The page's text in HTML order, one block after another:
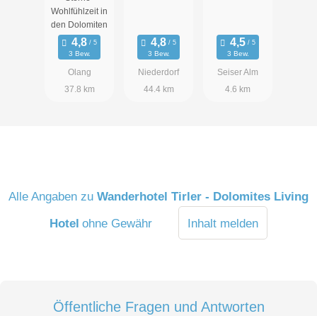
AYURVEDA
& SPA
Wohlfühlzeit in
den Dolomiten
3 Bew.
Olang
37.8 km
3 Bew.
Niederdorf
44.4 km
3 Bew.
Seiser Alm
4.6 km
Alle Angaben zu Wanderhotel Tirler - Dolomites Living
Hotel ohne Gewähr Inhalt melden
Öffentliche Fragen und Antworten